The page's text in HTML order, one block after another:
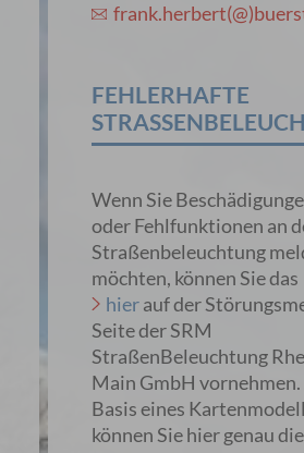
FEHLERHAFTE
Wenn Sie
oder Fehlfunktionen an
Straßenbeleuchtung
möchten, können Sie das
hierauf der
Seite der SRM
StraßenBeleuchtung
Main GmbH
Basis eines
können Sie hier genau die